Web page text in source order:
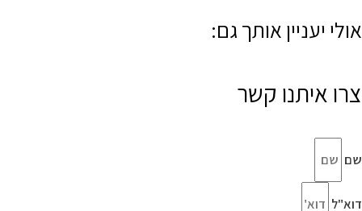
אולי יעניין אותך גם:
צרו איתנו קשר
שם
דוא"ל